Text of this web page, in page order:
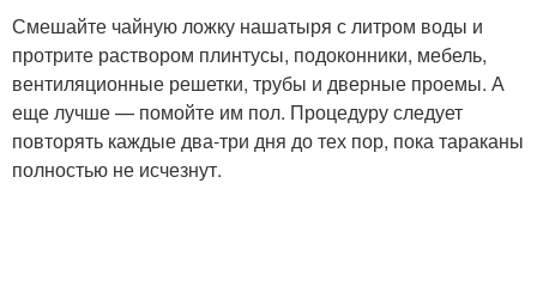
Смешайте чайную ложку нашатыря с литром воды и
протрите раствором плинтусы, подоконники, мебель,
вентиляционные решетки, трубы и дверные проемы. А
еще лучше — помойте им пол. Процедуру следует
повторять каждые два-три дня до тех пор, пока тараканы
полностью не исчезнут.